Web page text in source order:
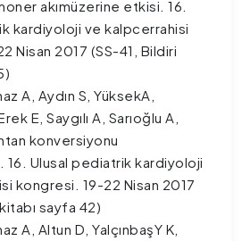
akımüzerine etkisi. 16.
kardiyoloji ve kalpcerrahisi
Nisan 2017 (SS-41, Bildiri
A, Aydın S, YüksekA,
E, Saygılı A, Sarıoğlu A,
konversiyonu
16. Ulusal pediatrik kardiyoloji
kongresi. 19-22 Nisan 2017
sayfa 42)
A, Altun D, YalçınbaşY K,